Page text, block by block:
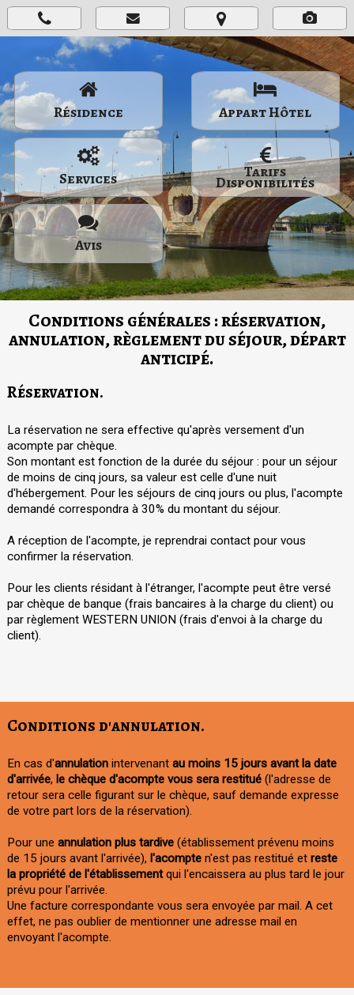
Résidence Appart Hôtel
Services Tarifs
Disponibilités
Avis
Conditions générales : réservation,
annulation, règlement du séjour, départ
anticipé.
Réservation.
La réservation ne sera effective qu'après versement d'un
acompte par chèque.
Son montant est fonction de la durée du séjour : pour un séjour
de moins de cinq jours, sa valeur est celle d'une nuit
d'hébergement. Pour les séjours de cinq jours ou plus, l'acompte
demandé correspondra à 30% du montant du séjour.
A réception de l'acompte, je reprendrai contact pour vous
confirmer la réservation.
Pour les clients résidant à l'étranger, l'acompte peut être versé
par chèque de banque (frais bancaires à la charge du client) ou
par règlement WESTERN UNION (frais d'envoi à la charge du
client).
Conditions d'annulation.
En cas d'annulationintervenant au moins 15 jours avant la date
d'arrivée, le chèque d'acompte vous sera restitué(l'adresse de
retour sera celle figurant sur le chèque, sauf demande expresse
de votre part lors de la réservation).
Pour une annulation plus tardive(établissement prévenu moins
de 15 jours avant l'arrivée), l'acompten'est pas restitué etreste
la propriété de l'établissementqui l'encaissera au plus tard le jour
prévu pour l'arrivée.
Une facture correspondante vous sera envoyée par mail. A cet
effet, ne pas oublier de mentionner une adresse mail en
envoyant l'acompte.